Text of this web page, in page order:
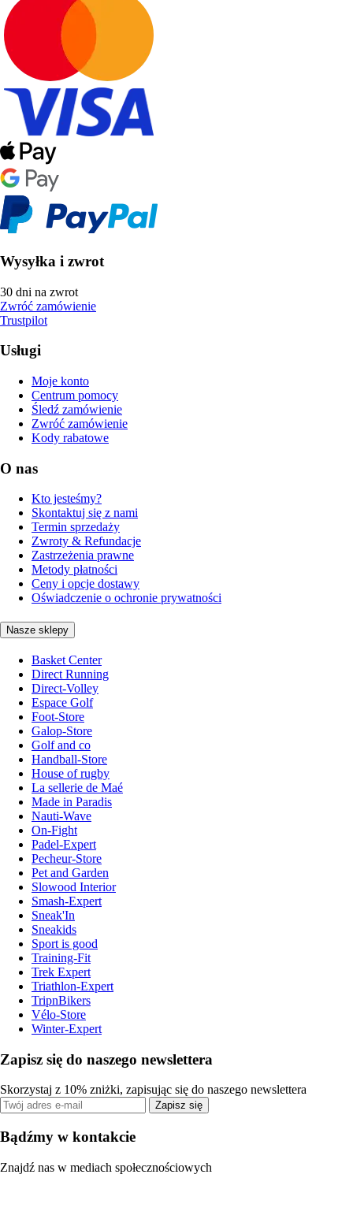
Wysyłka i zwrot
30 dni na zwrot
Zwróć zamówienie
Trustpilot
Usługi
Moje konto
Centrum pomocy
Śledź zamówienie
Zwróć zamówienie
Kody rabatowe
O nas
Kto jesteśmy?
Skontaktuj się z nami
Termin sprzedaży
Zwroty & Refundacje
Zastrzeżenia prawne
Metody płatności
Ceny i opcje dostawy
Oświadczenie o ochronie prywatności
Nasze sklepy
Basket Center
Direct Running
Direct-Volley
Espace Golf
Foot-Store
Galop-Store
Golf and co
Handball-Store
House of rugby
La sellerie de Maé
Made in Paradis
Nauti-Wave
On-Fight
Padel-Expert
Pecheur-Store
Pet and Garden
Slowood Interior
Smash-Expert
Sneak'In
Sneakids
Sport is good
Training-Fit
Trek Expert
Triathlon-Expert
TripnBikers
Vélo-Store
Winter-Expert
Zapisz się do naszego newslettera
Skorzystaj z 10% zniżki, zapisując się do naszego newslettera
Zapisz się
Bądźmy w kontakcie
Znajdź nas w mediach społecznościowych